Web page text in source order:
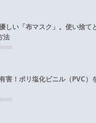
しい「布マスク」。使い捨て
法
害！ポリ塩化ビニル（PVC）